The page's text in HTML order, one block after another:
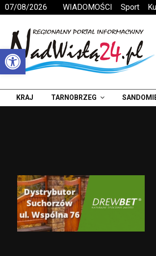
Otwórz pasek narzędzi
07/08/2026 WIADOMOŚCI Sport
KRAJ TARNOBRZEG